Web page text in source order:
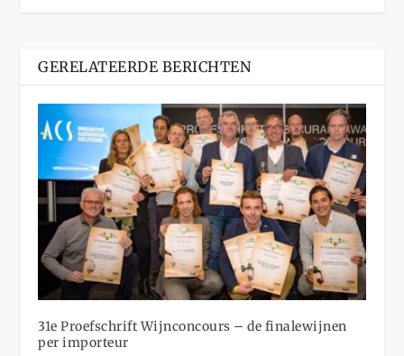
GERELATEERDE BERICHTEN
31e Proefschrift Wijnconcours – de finalewijnen
per importeur